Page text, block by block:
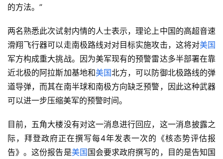
的方法。”
两名熟悉此次试射内情的人士表示，理论上中国的高超音速
滑翔飞行器可以走南极路线对对目标实施攻击，这将对美国
军方构成重大挑战。因为美军现有的预警雷达多半部署在靠
近北极的阿拉斯加基地和美国北方，可以防御北极路线的弹
道导弹，而其在南半球和南极方向缺乏预警，因此这种武器
可以进一步压缩美军的预警时间。
目前，五角大楼没有对这一消息进行回应，这一消息披露之
际，拜登政府正在撰写每4年发表一次的《核态势评估报
告》。这份报告是美国 国会要求政府撰写的，目的是告知国